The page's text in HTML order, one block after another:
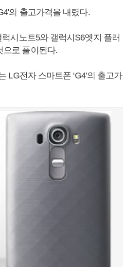
의 출고가격을 내렸다.
시노트5와 갤럭시S6엣지 플러
으로 풀이된다.
LG전자 스마트폰 ‘G4’의 출고가